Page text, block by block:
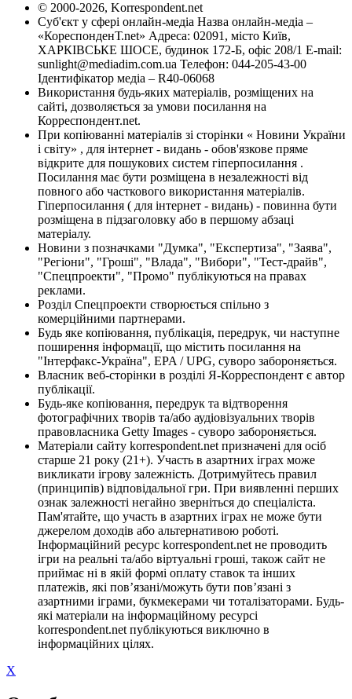
© 2000-2026, Korrespondent.net
Суб'єкт у сфері онлайн-медіа Назва онлайн-медіа –
«КореспонденТ.net» Адреса: 02091, місто Київ,
ХАРКІВСЬКЕ ШОСЕ, будинок 172-Б, офіс 208/1 E-mail:
sunlight@mediadim.com.ua Телефон: 044-205-43-00
Ідентифікатор медіа – R40-06068
Використання будь-яких матеріалів, розміщених на
сайті, дозволяється за умови посилання на
Корреспондент.net.
При копіюванні матеріалів зі сторінки « Новини України
і світу» , для інтернет - видань - обов'язкове пряме
відкрите для пошукових систем гіперпосилання .
Посилання має бути розміщена в незалежності від
повного або часткового використання матеріалів.
Гіперпосилання ( для інтернет - видань) - повинна бути
розміщена в підзаголовку або в першому абзаці
матеріалу.
Новини з позначками "Думка", "Експертиза", "Заява",
"Регіони", "Гроші", "Влада", "Вибори", "Тест-драйв",
"Спецпроекти", "Промо" публікуються на правах
реклами.
Розділ Спецпроекти створюється спільно з
комерційними партнерами.
Будь яке копіювання, публікація, передрук, чи наступне
поширення інформації, що містить посилання на
"Інтерфакс-Україна", EPA / UPG, суворо забороняється.
Власник веб-сторінки в розділі Я-Корреспондент є автор
публікації.
Будь-яке копіювання, передрук та відтворення
фотографічних творів та/або аудіовізуальних творів
правовласника Getty Images - суворо забороняється.
Матеріали сайту korrespondent.net призначені для осіб
старше 21 року (21+). Участь в азартних іграх може
викликати ігрову залежність. Дотримуйтесь правил
(принципів) відповідальної гри. При виявленні перших
ознак залежності негайно зверніться до спеціаліста.
Пам'ятайте, що участь в азартних іграх не може бути
джерелом доходів або альтернативою роботі.
Інформаційний ресурс korrespondent.net не проводить
ігри на реальні та/або віртуальні гроші, також сайт не
приймає ні в якій формі оплату ставок та інших
платежів, які пов’язані/можуть бути пов’язані з
азартними іграми, букмекерами чи тоталізаторами. Будь-
які матеріали на інформаційному ресурсі
korrespondent.net публікуються виключно в
інформаційних цілях.
X